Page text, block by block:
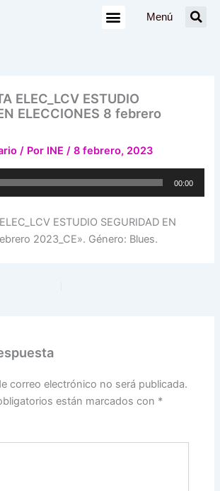
Menú
ELEC_LCV ESTUDIO
ELECCIONES 8 febrero
/ Por INE/8 febrero, 2023
00:00
ESTUDIO SEGURIDAD EN
2023_CE». Género: Blues.
correo electrónico no será publicada.
están marcados con *